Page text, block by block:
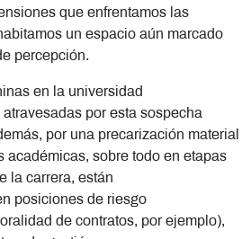
que enfrentamos las
un espacio aún marcado
percepción.
en la universidad
por esta sospecha
por una precarización material
académicas, sobre todo en etapas
la carrera, están
posiciones de riesgo
de contratos, por ejemplo),